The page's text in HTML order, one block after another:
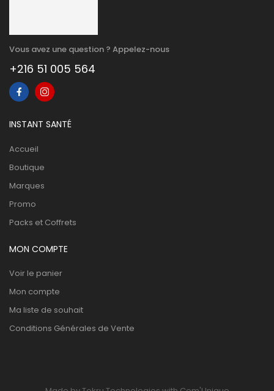
Vous avez une question ? Appelez-nous
+216 51 005 564
INSTANT SANTÉ
Accueil
Boutique
Marques
Promo
Packs et Coffrets
MON COMPTE
Voir le panier
Mon compte
Ma liste de souhait
Conditions Générales de Vente